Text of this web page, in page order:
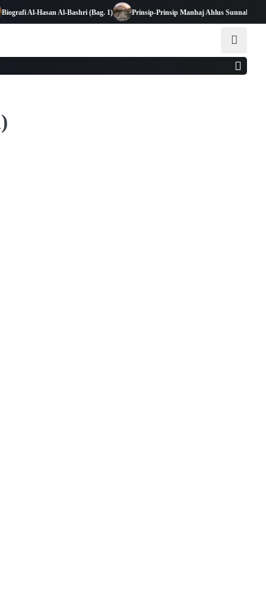
Al-Hasan Al-Bashri (Bag. 1) Prinsip-Prinsip Manhaj Ahlus Sunnah wal